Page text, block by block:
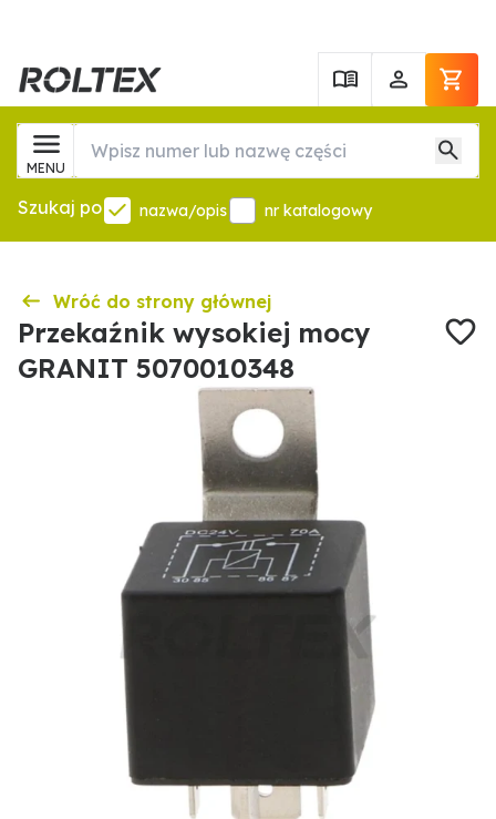
MENU
Szukaj po nazwa/opis nr katalogowy
Wróć do strony głównej
Przekaźnik wysokiej mocy
GRANIT 5070010348